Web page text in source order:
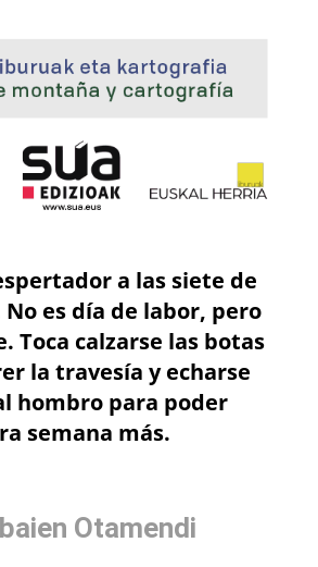
a las siete de
es día de labor, pero
Toca calzarse las botas
la travesía y echarse
hombro para poder
semana más.
Otamendi